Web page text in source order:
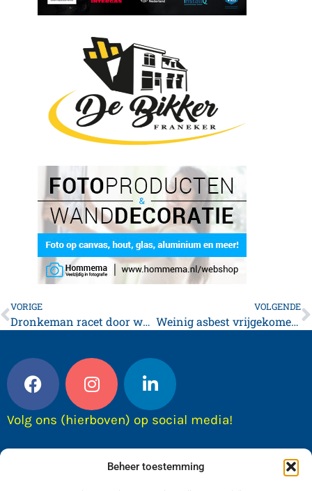
Beheer toestemming
VORIGE
Dronkeman racet door woonwijk
VOLGENDE
Weinig asbest vrijgekomen in Tzummarum
Volg ons (hierboven) op social media!